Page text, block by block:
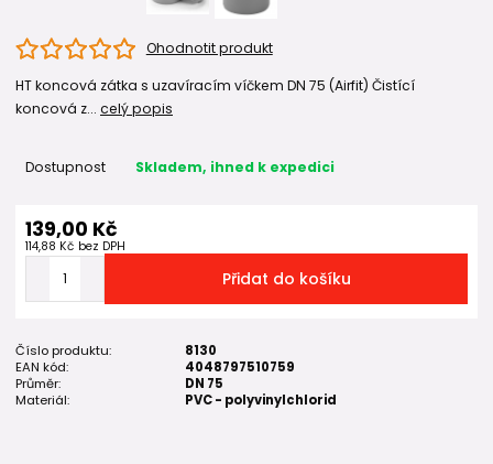
Ohodnotit produkt
HT koncová zátka s uzavíracím víčkem DN 75 (Airfit) Čistící
koncová z... celý popis
Dostupnost Skladem, ihned k expedici
139,00 Kč
114,88 Kč bez DPH
Přidat do košíku
Číslo produktu:
8130
EAN kód:
4048797510759
Průměr:
DN 75
Materiál:
PVC - polyvinylchlorid